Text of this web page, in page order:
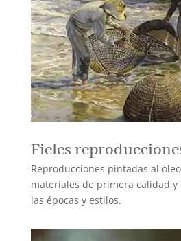
Fieles
Reproducciones pintadas al
materiales de primera calidad
las épocas y estilos.